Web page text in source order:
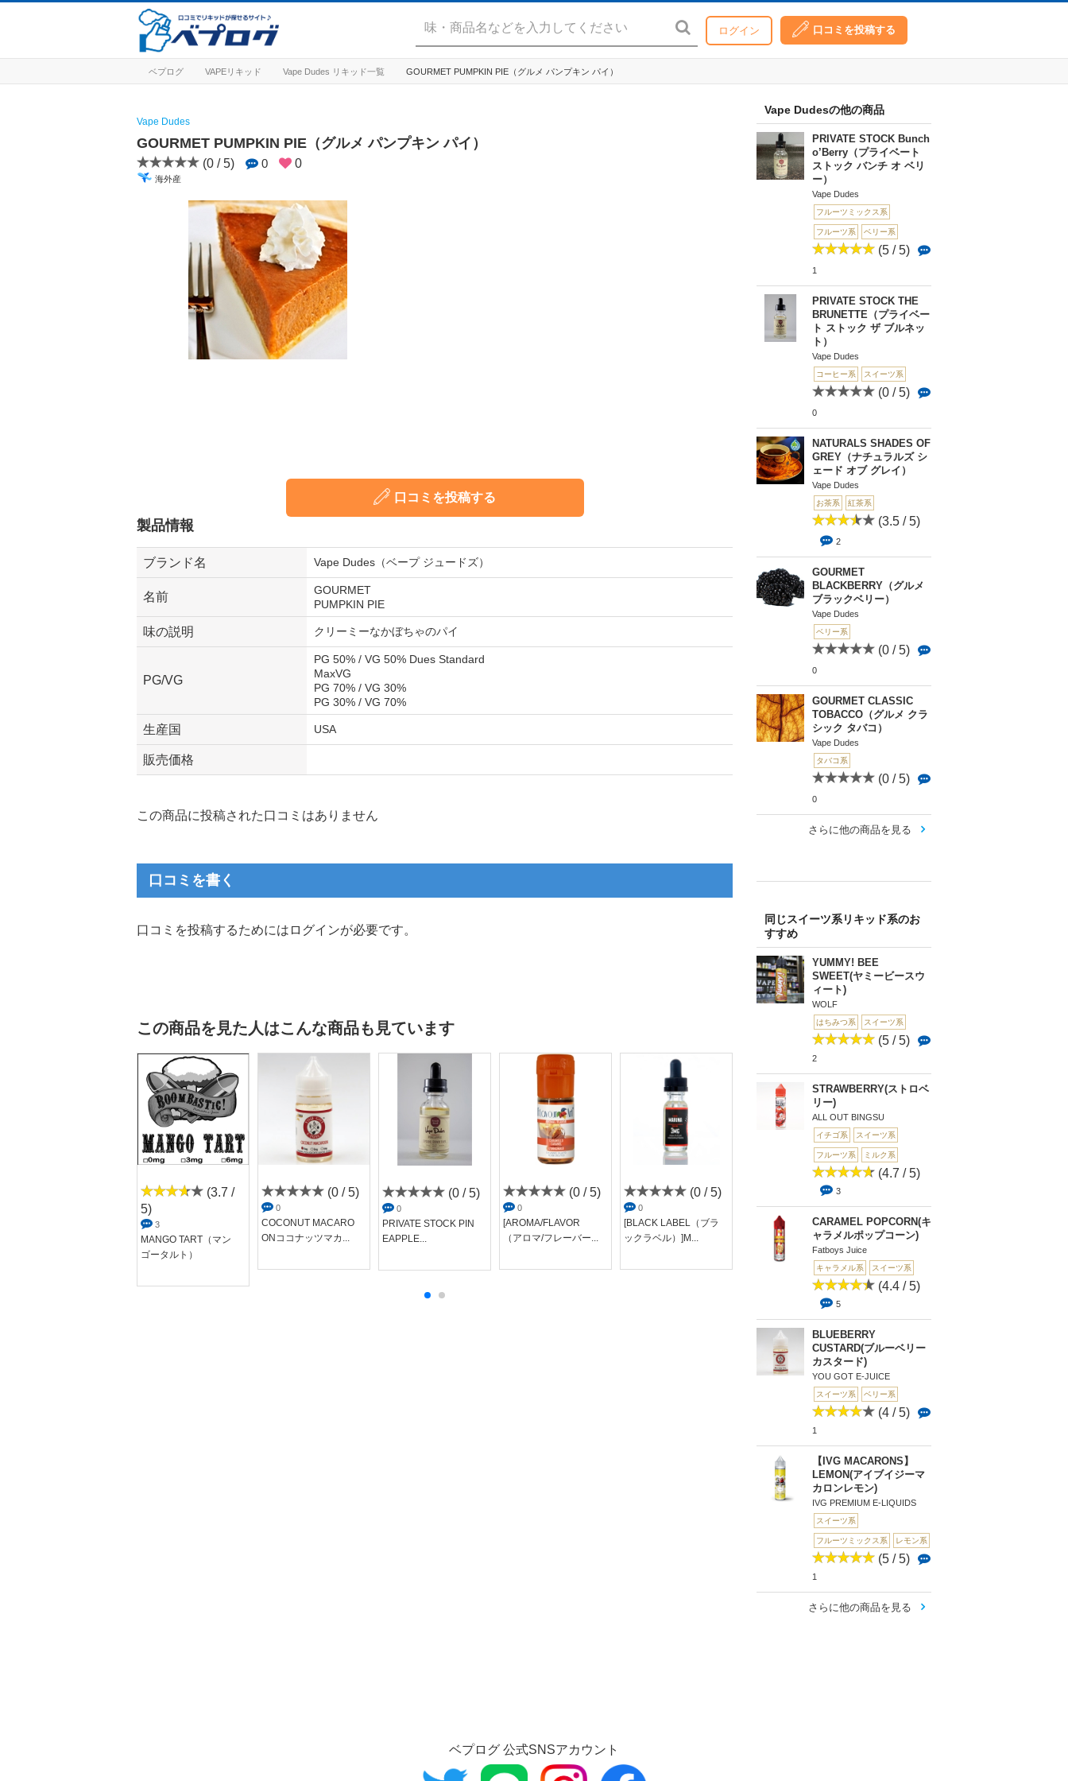
ログイン 口コミを投稿する
ベプログ VAPEリキッド Vape Dudes リキッド一覧 GOURMET PUMPKIN PIE（グルメ パンプキン パイ）
Vape Dudesの他の商品
PRIVATE STOCK Bunch
o’Berry（プライベート
ストック バンチ オ ベリ
ー）
Vape Dudes
フルーツミックス系
フルーツ系 ベリー系
(5 / 5)
1
PRIVATE STOCK THE
BRUNETTE（プライベー
ト ストック ザ ブルネッ
ト）
Vape Dudes
コーヒー系 スイーツ系
(0 / 5)
0
NATURALS SHADES OF
GREY（ナチュラルズ シ
ェード オブ グレイ）
Vape Dudes
お茶系 紅茶系
(3.5 / 5)
2
GOURMET
BLACKBERRY（グルメ
ブラックベリー）
Vape Dudes
ベリー系
(0 / 5)
0
GOURMET CLASSIC
TOBACCO（グルメ クラ
シック タバコ）
Vape Dudes
タバコ系
(0 / 5)
0
さらに他の商品を見る
同じスイーツ系リキッド系のお
すすめ
YUMMY! BEE
SWEET(ヤミービースウ
ィート)
WOLF
はちみつ系 スイーツ系
(5 / 5)
2
STRAWBERRY(ストロベ
リー)
ALL OUT BINGSU
イチゴ系 スイーツ系
フルーツ系 ミルク系
(4.7 / 5)
3
CARAMEL POPCORN(キ
ャラメルポップコーン)
Fatboys Juice
キャラメル系 スイーツ系
(4.4 / 5)
5
BLUEBERRY
CUSTARD(ブルーベリー
カスタード)
YOU GOT E-JUICE
スイーツ系 ベリー系
(4 / 5)
1
【IVG MACARONS】
LEMON(アイブイジーマ
カロンレモン)
IVG PREMIUM E-LIQUIDS
スイーツ系
フルーツミックス系 レモン系
(5 / 5)
1
さらに他の商品を見る
Vape Dudes
GOURMET PUMPKIN PIE（グルメ パンプキン パイ）
(0 / 5) 0 0
海外産
口コミを投稿する
製品情報
ブランド名 Vape Dudes（ベープ ジュードズ）
名前
GOURMET
PUMPKIN PIE
味の説明 クリーミーなかぼちゃのパイ
PG/VG
PG 50% / VG 50% Dues Standard
MaxVG
PG 70% / VG 30%
PG 30% / VG 70%
生産国 USA
販売価格
この商品に投稿された口コミはありません
口コミを書く
口コミを投稿するためにはログインが必要です。
この商品を見た人はこんな商品も見ています
(3.7 /
5)
3
MANGO TART（マン
ゴータルト）
(0 / 5)
0
COCONUT MACARO
ONココナッツマカ...
(0 / 5)
0
PRIVATE STOCK PIN
EAPPLE...
(0 / 5)
0
[AROMA/FLAVOR
（アロマ/フレーバー...
(0 / 5)
0
[BLACK LABEL（ブラ
ックラベル）]M...
(0 / 5)
0
[フレーバー]WAFFLE
Belgian(ワ...
5)
5
[PREMIUM SMOKE J
UICE]LI...
ベプログ 公式SNSアカウント